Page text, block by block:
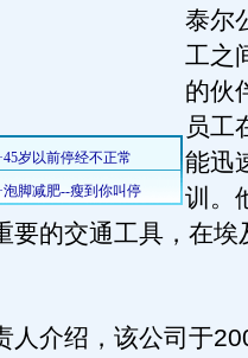
泰尔
工之
的伙
员工
能迅
训。
要的交通工具，在埃
介绍，该公司于